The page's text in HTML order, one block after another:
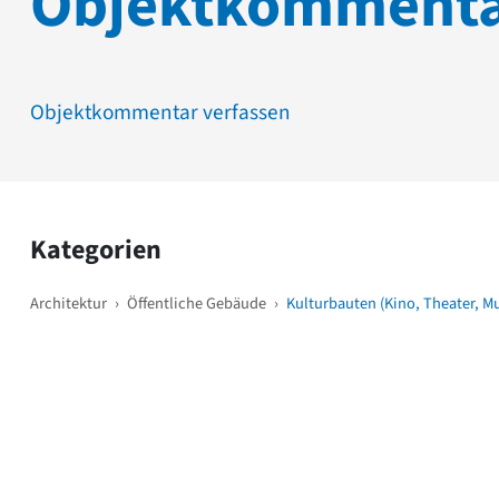
Objektkommentar verfassen
Kategorien
Architektur › Öffentliche Gebäude › Kulturbauten (Kino, Theater,